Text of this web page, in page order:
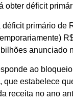
obter déficit
primário de
anunciado
ao
estabelece
receita no ano